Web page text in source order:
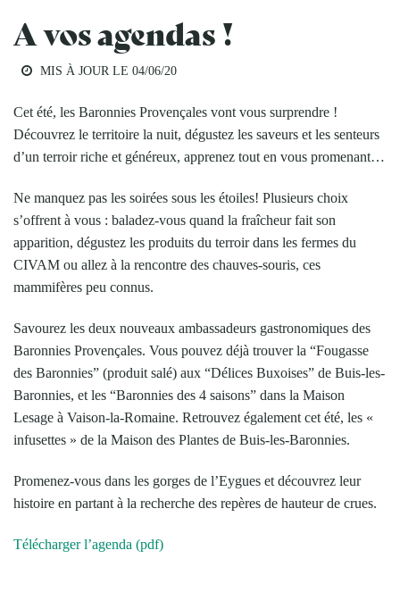
A vos agendas !
MIS À JOUR LE 04/06/20
Cet été, les Baronnies Provençales vont vous surprendre !
Découvrez le territoire la nuit, dégustez les saveurs et les senteurs
d’un terroir riche et généreux, apprenez tout en vous promenant…
Ne manquez pas les soirées sous les étoiles! Plusieurs choix
s’offrent à vous : baladez-vous quand la fraîcheur fait son
apparition, dégustez les produits du terroir dans les fermes du
CIVAM ou allez à la rencontre des chauves-souris, ces
mammifères peu connus.
Savourez les deux nouveaux ambassadeurs gastronomiques des
Baronnies Provençales. Vous pouvez déjà trouver la “Fougasse
des Baronnies” (produit salé) aux “Délices Buxoises” de Buis-les-
Baronnies, et les “Baronnies des 4 saisons” dans la Maison
Lesage à Vaison-la-Romaine. Retrouvez également cet été, les «
infusettes » de la Maison des Plantes de Buis-les-Baronnies.
Promenez-vous dans les gorges de l’Eygues et découvrez leur
histoire en partant à la recherche des repères de hauteur de crues.
Télécharger l’agenda (pdf)